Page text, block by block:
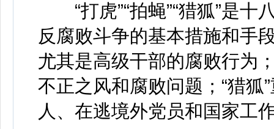
“打虎”“拍蝇”“猎狐”是十
反腐败斗争的基本措施和手
尤其是高级干部的腐败行为
不正之风和腐败问题；“猎狐
人、在逃境外党员和国家工